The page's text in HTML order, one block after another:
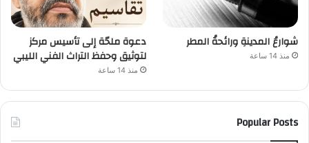
شوارعُ المدينةِ ورائحةُ المطر
منذ 14 ساعة
دعوة ملحّة إلى تأسيس مركز
لتوثيق وحفظ التراث الفني الليبي
منذ 14 ساعة
Popular Posts